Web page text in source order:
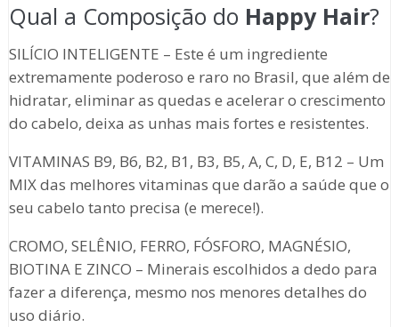
Qual a Composição do Happy Hair?
SILÍCIO INTELIGENTE – Este é um ingrediente
extremamente poderoso e raro no Brasil, que além de
hidratar, eliminar as quedas e acelerar o crescimento
do cabelo, deixa as unhas mais fortes e resistentes.
VITAMINAS B9, B6, B2, B1, B3, B5, A, C, D, E, B12 – Um
MIX das melhores vitaminas que darão a saúde que o
seu cabelo tanto precisa (e merece!).
CROMO, SELÊNIO, FERRO, FÓSFORO, MAGNÉSIO,
BIOTINA E ZINCO – Minerais escolhidos a dedo para
fazer a diferença, mesmo nos menores detalhes do
uso diário.